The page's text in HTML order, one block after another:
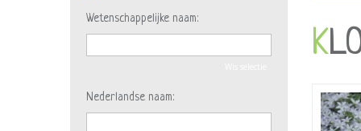
Wetenschappelijke naam:
Nederlandse naam: